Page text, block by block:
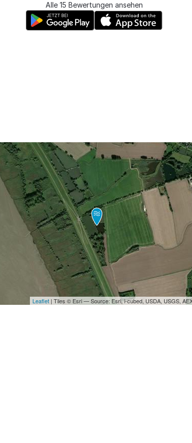
Alle 15 Bewertungen ansehen
Leaflet | Tiles © Esri — Source: Esri, i-cubed, USDA, USGS,